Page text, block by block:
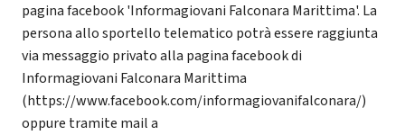
pagina facebook 'Informagiovani Falconara Marittima'. La
persona allo sportello telematico potrà essere raggiunta
via messaggio privato alla pagina facebook di
Informagiovani Falconara Marittima
(https://www.facebook.com/informagiovanifalconara/)
oppure tramite mail a